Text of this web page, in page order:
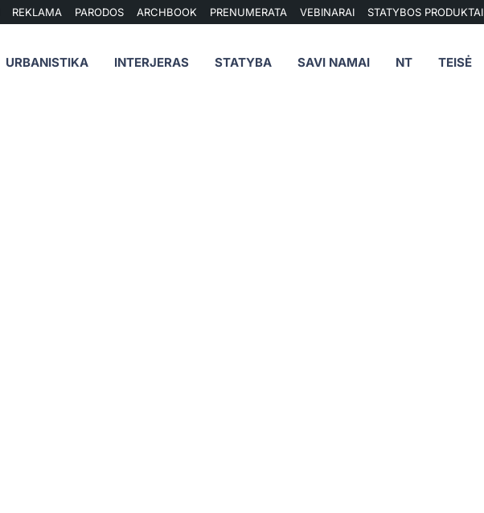
REKLAMA PARODOS ARCHBOOK PRENUMERATA VEBINARAI STATYBOS PRODUKTAI
URBANISTIKA INTERJERAS STATYBA SAVI NAMAI NT TEISĖ